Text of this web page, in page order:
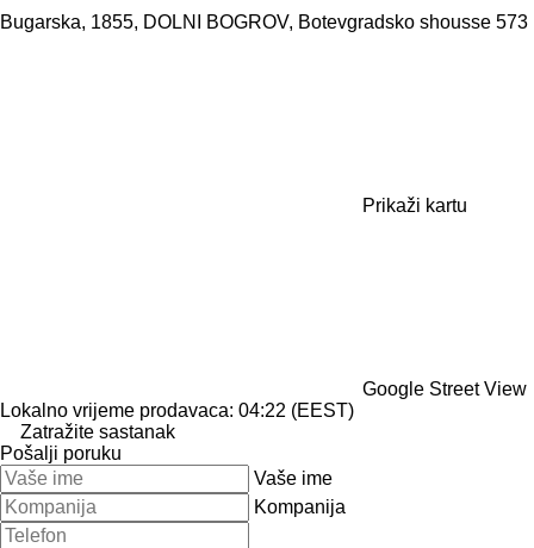
Bugarska, 1855, DOLNI BOGROV, Botevgradsko shousse 573
Prikaži kartu
Google Street View
Lokalno vrijeme prodavaca: 04:22 (EEST)
Zatražite sastanak
Pošalji poruku
Vaše ime
Kompanija